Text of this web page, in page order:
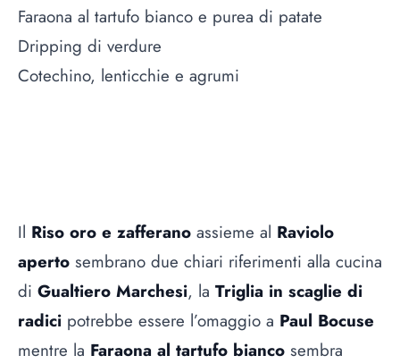
Faraona al tartufo bianco e purea di patate
Dripping di verdure
Cotechino, lenticchie e agrumi
Il Riso oro e zafferano assieme al Raviolo
aperto sembrano due chiari riferimenti alla cucina
di Gualtiero Marchesi, la Triglia in scaglie di
radici potrebbe essere l’omaggio a Paul Bocuse
mentre la Faraona al tartufo bianco sembra